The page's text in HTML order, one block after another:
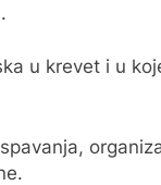
u krevet i u